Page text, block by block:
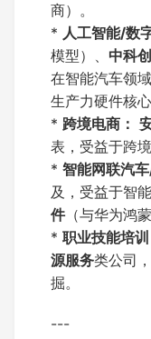
商）。
* 人工智能/数
模型）、 中科
在智能汽车领域
生产力硬件核心
* 跨境电商：
表，受益于跨
* 智能网联汽
及，受益于智
件（与华为鸿
* 职业技能培训
源服务类公司
掘。
---